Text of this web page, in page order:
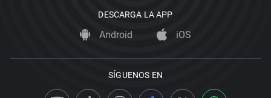
DESCARGA LA APP
Android iOS
SÍGUENOS EN